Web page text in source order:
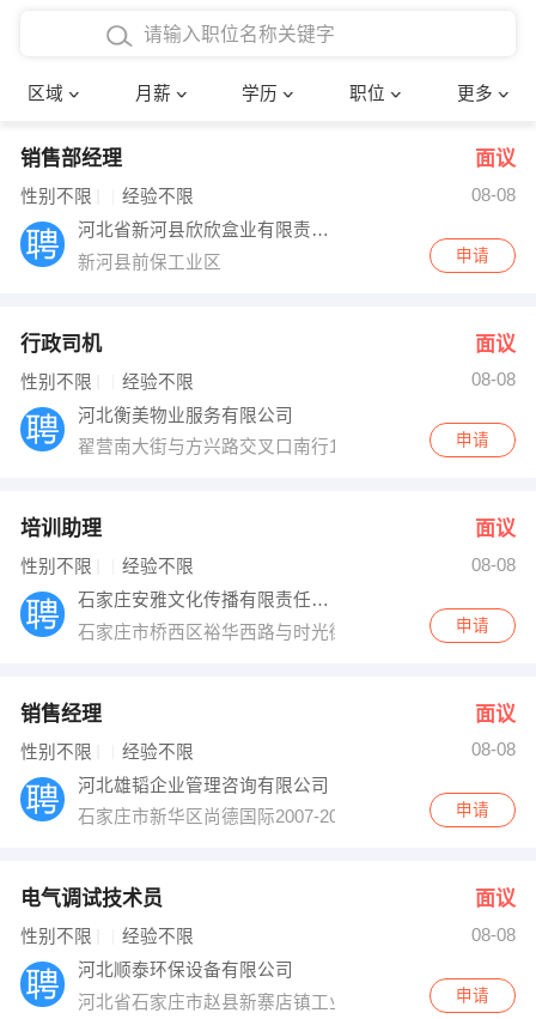
区域 月薪 学历 职位 更多
4000-5000元
8000-12000元
12000-20000元
博士
文员
财务会计
网络IT
快递员
收银员 技术员/工程师
出纳
编辑
跟单
其他职位
确定
销售部经理 面议
性别不限 经验不限
08-08
河北省新河县欣欣盒业有限责任公司
新河县前保工业区
申请
行政司机 面议
性别不限 经验不限
08-08
河北衡美物业服务有限公司
翟营南大街与方兴路交叉口南行100米路东众美A区13号
申请
培训助理 面议
性别不限 经验不限
08-08
石家庄安雅文化传播有限责任公司
石家庄市桥西区裕华西路与时光街交口世纪公馆1109
申请
销售经理 面议
性别不限 经验不限
08-08
河北雄韬企业管理咨询有限公司
石家庄市新华区尚德国际2007-2011室
申请
电气调试技术员 面议
性别不限 经验不限
08-08
河北顺泰环保设备有限公司
河北省石家庄市赵县新寨店镇工业园（新寨店派出所东
申请